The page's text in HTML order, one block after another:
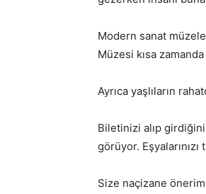
Modern sanat
Müzesi kısa
Ayrıca yaşlıların
Biletinizi alıp
görüyor.
Size naçizane